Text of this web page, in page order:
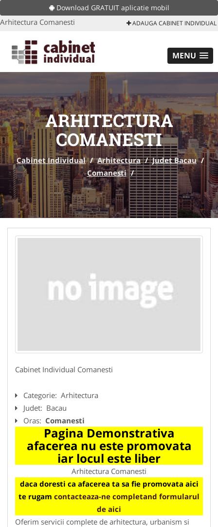
Download GRATUIT aplicatie mobil
Arhitectura Comanesti ADAUGA CABINET INDIVIDUAL
MENU
ARHITECTURA
COMANESTI
Cabinet Individual / Arhitectura / Judet Bacau /
Comanesti /
Cabinet Individual Comanesti
Categorie: Arhitectura
Judet: Bacau
Oras: Comanesti
Pagina Demonstrativa
afacerea nu este promovata
iar locul este liber
Arhitectura Comanesti
daca doresti ca afacerea ta sa fie promovata aici
te rugam contacteaza-ne completand formularul
de aici
Oferim servicii complete de arhitectura, urbanism si